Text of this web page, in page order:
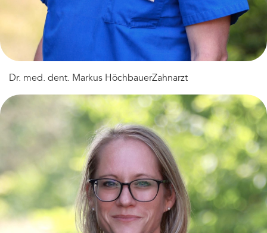
Dr. med. dent. Markus HöchbauerZahnarzt